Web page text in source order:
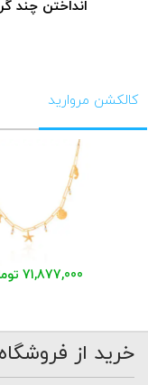
انداختن چند
کالکشن مروارید
71,877,000 تومان
خرید از